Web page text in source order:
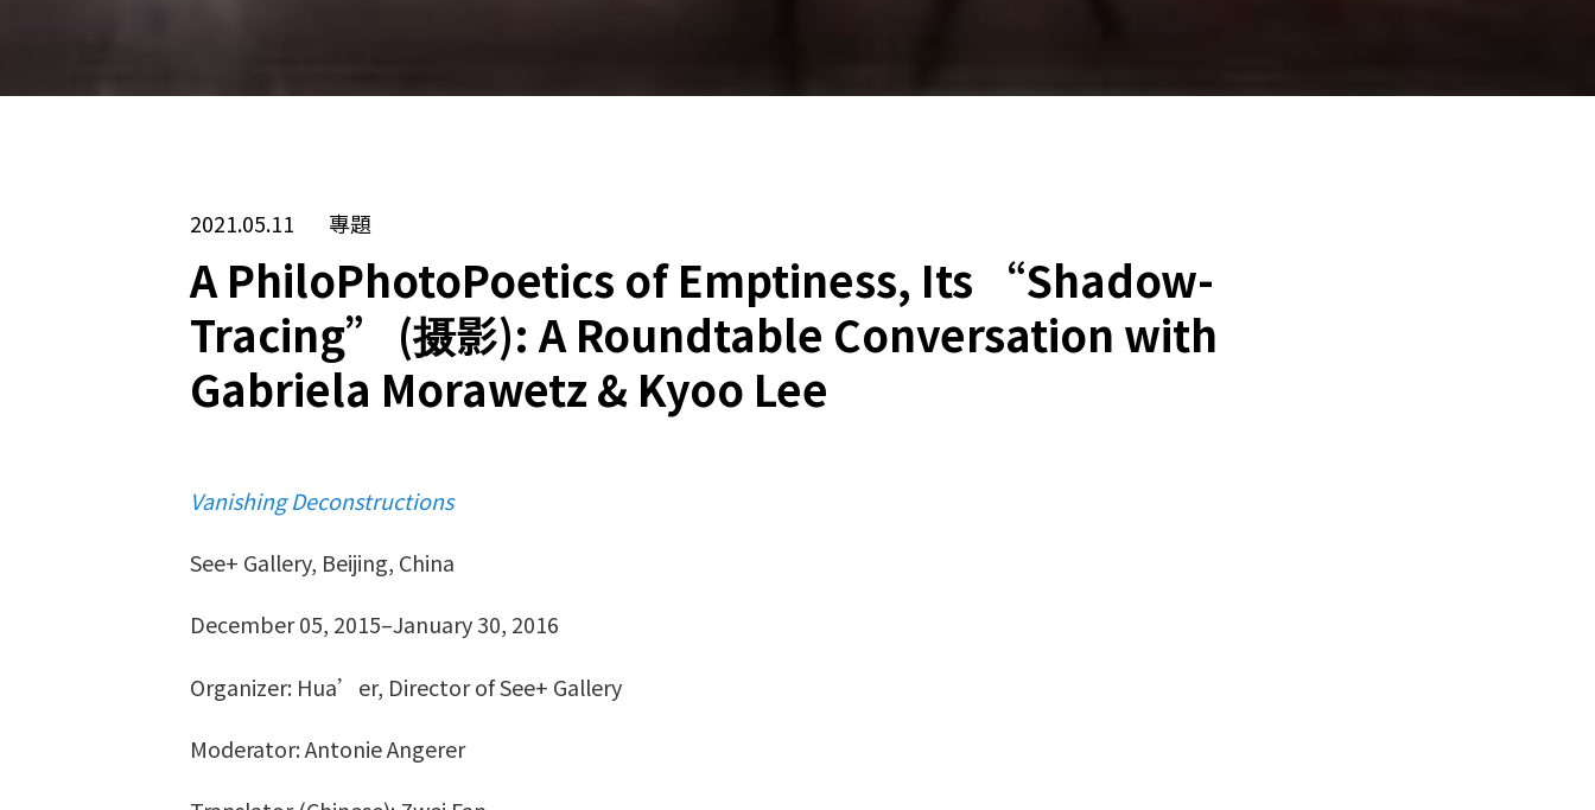
2021.05.11 專題
A PhiloPhotoPoetics of Emptiness, Its “Shadow-
Tracing” (摄影): A Roundtable Conversation with
Gabriela Morawetz & Kyoo Lee
Vanishing Deconstructions
See+ Gallery, Beijing, China
December 05, 2015–January 30, 2016
Organizer: Hua’er, Director of See+ Gallery
Moderator: Antonie Angerer